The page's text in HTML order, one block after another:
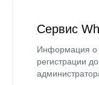
Сервис
Информация о
регистрации